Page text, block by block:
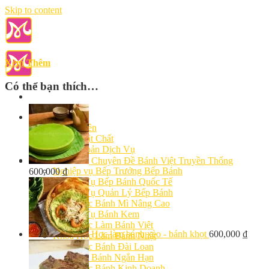
Skip to content
Giới Thiệu
Giảng Viên
Cơ Sở Vật Chất
Điều Khoản Dịch Vụ
Học Làm Bánh
Nghiệp vụ Bếp Trưởng Bếp Bánh
Nghiệp Vụ Bếp Bánh Quốc Tế
Nghiệp Vụ Quản Lý Bếp Bánh
Khóa Học Bánh Mì Nâng Cao
Nghiệp Vụ Bánh Kem
Khóa Học Làm Bánh Việt
Khóa Học Làm Bánh Nhật
Khóa Học Bánh Đài Loan
Học Làm Bánh Ngắn Hạn
Xem Thêm
Có thể bạn thích…
Chuyên Đề Bánh Việt Truyền Thống
600,000₫
Học làm bánh xèo - bánh khọt 600,000 ₫